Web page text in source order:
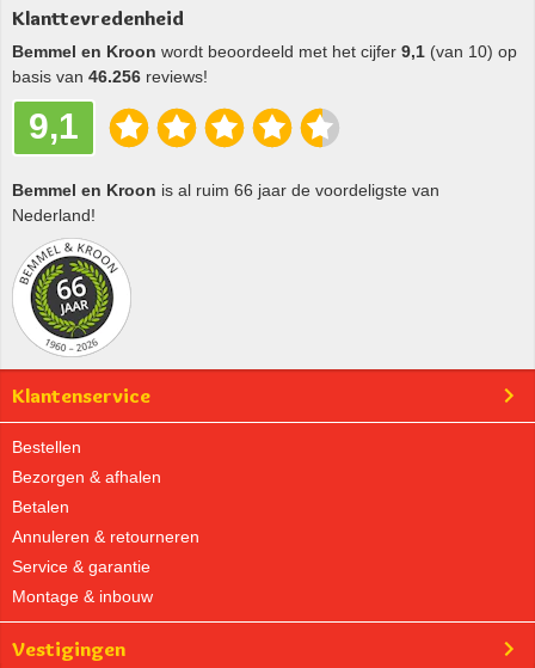
Klanttevredenheid
Bemmel en Kroon wordt beoordeeld met het cijfer 9,1 (van 10) op
basis van 46.256 reviews!
9,1
Bemmel en Kroon is al ruim 66 jaar de voordeligste van
Nederland!
Klantenservice
Bestellen
Bezorgen & afhalen
Betalen
Annuleren & retourneren
Service & garantie
Montage & inbouw
Vestigingen